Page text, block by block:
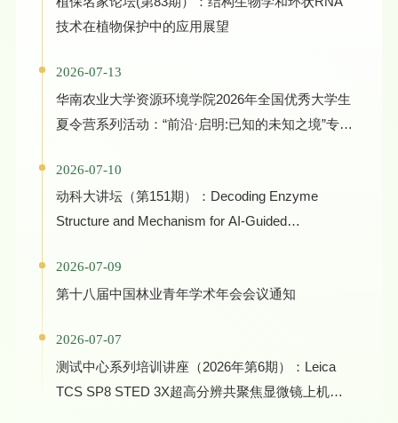
技术在植物保护中的应用展望
2026-07-13
华南农业大学资源环境学院2026年全国优秀大学生
夏令营系列活动：“前沿·启明:已知的未知之境”专家
2026-07-10
动科大讲坛（第151期）：Decoding Enzyme
Structure and Mechanism for AI-Guided
Manufacturing
2026-07-09
第十八届中国林业青年学术年会会议通知
2026-07-07
测试中心系列培训讲座（2026年第6期）：Leica
TCS SP8 STED 3X超高分辨共聚焦显微镜上机培